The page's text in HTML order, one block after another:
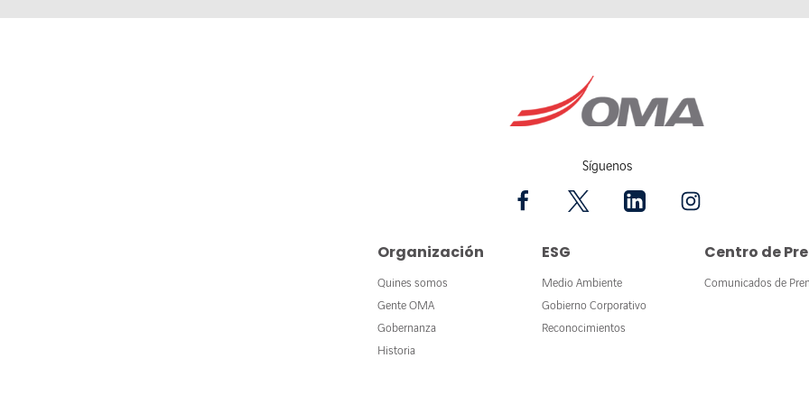
Síguenos
Organización
Quines somos
Gente OMA
Gobernanza
Historia
ESG
Medio Ambiente
Gobierno Corporativo
Reconocimientos
Centro de
Comunicados de